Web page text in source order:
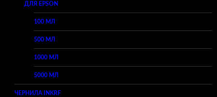
ДЛЯ EPSON
100 МЛ
500 МЛ
1000 МЛ
5000 МЛ
ЧЕРНИЛА INKRF